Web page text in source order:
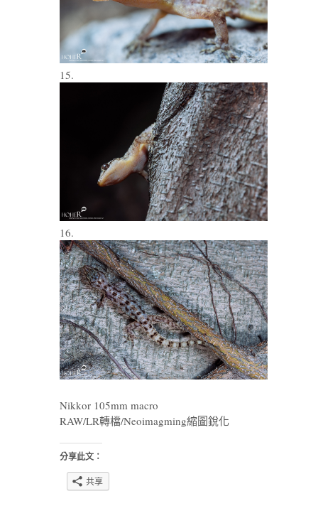
15.
16.
Nikkor 105mm macro
RAW/LR轉檔/Neoimagming縮圖銳化
分享此文：
共享